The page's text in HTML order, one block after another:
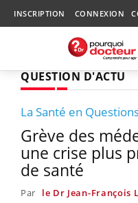
INSCRIPTION CONNEXION
QUESTION D'ACTU
La Santé en
Grève des
une crise plus
de santé
Par le Dr Jean-François